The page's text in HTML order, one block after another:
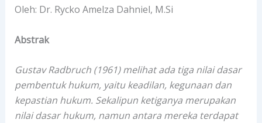
Oleh: Dr. Rycko Amelza Dahniel, M.Si
Abstrak
Gustav Radbruch (1961) melihat ada tiga nilai dasar
pembentuk hukum, yaitu keadilan, kegunaan dan
kepastian hukum. Sekalipun ketiganya merupakan
nilai dasar hukum, namun antara mereka terdapat